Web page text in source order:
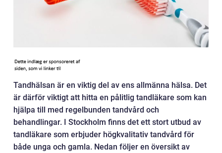
Tandhälsan är en viktig del av ens allmänna hälsa. Det
är därför viktigt att hitta en pålitlig tandläkare som kan
hjälpa till med regelbunden tandvård och
behandlingar. I Stockholm finns det ett stort utbud av
tandläkare som erbjuder högkvalitativ tandvård för
både unga och gamla. Nedan följer en översikt av